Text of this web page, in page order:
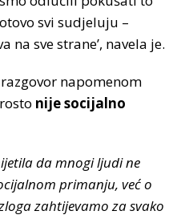
svi sudjeluju –
na sve strane’, navela je.
napomenom
nije socijalno
da mnogi ljudi ne
primanju, već o
zahtijevamo za svako